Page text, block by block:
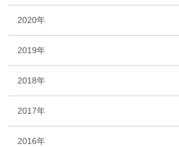
2020年
2019年
2018年
2017年
2016年